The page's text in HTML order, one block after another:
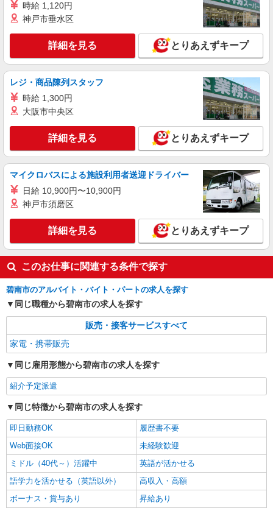
時給 1,120円
神戸市垂水区
詳細を見る とりあえずキープ
レジ・商品陳列スタッフ
時給 1,300円
大阪市中央区
詳細を見る とりあえずキープ
マイクロバスによる施設利用者送迎ドライバー
日給 10,900円〜10,900円
神戸市須磨区
詳細を見る とりあえずキープ
このお仕事に関連する条件で探す
碧南市のアルバイト・バイト・パートの求人を探す
同じ職種から碧南市の求人を探す
販売・接客サービスすべて
家電・携帯販売
同じ雇用形態から碧南市の求人を探す
紹介予定派遣
同じ特徴から碧南市の求人を探す
即日勤務OK
履歴書不要
Web面接OK
未経験歓迎
ミドル（40代～）活躍中
英語が活かせる
語学力を活かせる（英語以外）
高収入・高額
ボーナス・賞与あり
昇給あり